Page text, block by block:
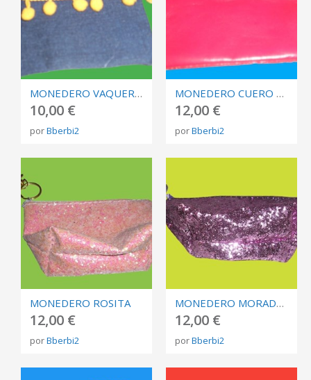
MONEDERO VAQUERO BOLAS AMARILLAS
10,00 €
porBberbi2
MONEDERO CUERO ROJO
12,00 €
porBberbi2
MONEDERO ROSITA
12,00 €
porBberbi2
MONEDERO MORADO CREMALLERA BLANCA
12,00 €
porBberbi2